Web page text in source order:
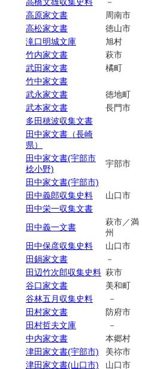
高原家文書
周南市
高松家文書
徳山市
滝口明城文庫
旭村
竹内家文書
萩市
武田家文書
橘町
竹中家文書
武永家文書
徳地町
武本家文書
長門市
多田穂波収集文書
田中家文書（長崎
県）
田中家文書(宇部市
棯小野)
宇部市
田中家文書(宇部市)
田中義郎収集史料
山口市
田中栄一収集文書
田中義一文書
萩市／満
州
田中保彦収集史料
山口市
田鍋家文書
－
田辺竹次郎収集史料 萩市
谷口家文書
美和町
谷林五月収集史料
－
田村家文書
防府市
田村哲夫文庫
－
中内家文書
本郷村
津田家文書(宇部市)
美祢市
津田家文書(山口市)
山口市